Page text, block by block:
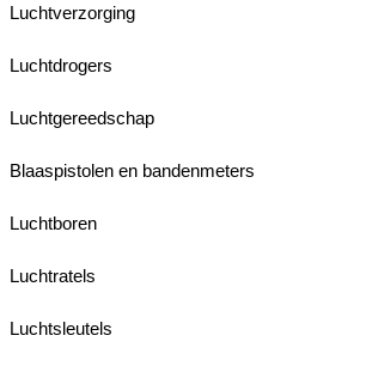
Luchtverzorging
Luchtdrogers
Luchtgereedschap
Blaaspistolen en bandenmeters
Luchtboren
Luchtratels
Luchtsleutels